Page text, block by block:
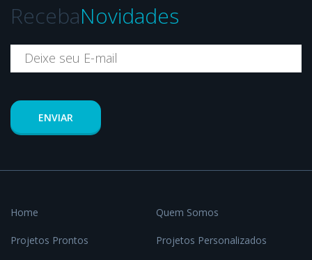
RecebaNovidades
ENVIAR
Home Quem Somos
Projetos Prontos Projetos Personalizados